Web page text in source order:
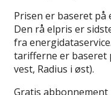
Prisen er baseret
Den rå elpris er
fra
tarifferne er baseret
vest, Radius i øst).
Gratis abbonnement